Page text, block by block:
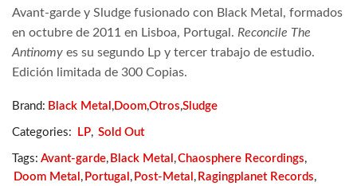
Avant-garde y Sludge fusionado con Black Metal, formados
en octubre de 2011 en Lisboa, Portugal. Reconcile The
Antinomy es su segundo Lp y tercer trabajo de estudio.
Edición limitada de 300 Copias.
Brand: Black Metal , Doom,Otros,Sludge
Categories: LP, Sold Out
Tags: Avant-garde, Black Metal ,Chaosphere Recordings,
Doom Metal , Portugal , Post-Metal , Ragingplanet Records,